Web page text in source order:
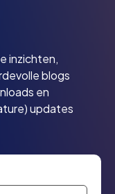
inzichten,
blogs
en
updates